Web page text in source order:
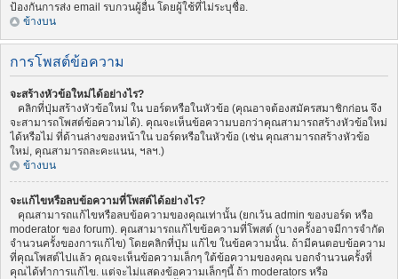
ป้องกันการส่ง email รบกวนผู้อื่น โดยผู้ใช้ที่ไม่ระบุชื่อ.
ข้างบน
การโพสต์ข้อความ
จะสร้างหัวข้อใหม่ได้อย่างไร?
คลิกที่ปุ่มสร้างหัวข้อใหม่ ใน บอร์ดหรือในหัวข้อ (คุณอาจต้องสมัครสมาชิกก่อน จึง
จะสามารถโพสต์ข้อความได้). คุณจะเห็นข้อความบอกว่าคุณสามารถสร้างหัวข้อใหม่
ได้หรือไม่ ที่ด้านล่างของหน้าใน บอร์ดหรือในหัวข้อ (เช่น คุณสามารถสร้างหัวข้อ
ใหม่, คุณสามารถละคะแนน, ฯลฯ.)
ข้างบน
จะแก้ไขหรือลบข้อความที่โพสต์ได้อย่างไร?
คุณสามารถแก้ไขหรือลบข้อความของคุณเท่านั้น (ยกเว้น admin ของบอร์ด หรือ
moderator ของ forum). คุณสามารถแก้ไขข้อความที่โพสต์ (บางครั้งอาจมีการจำกัด
จำนวนครั้งของการแก้ไข) โดยคลิกที่ปุ่ม แก้ไข ในข้อความนั้น. ถ้ามีคนตอบข้อความ
ที่คุณโพสต์ไปแล้ว คุณจะเห็นข้อความเล็กๆ ใต้ข้อความของคุณ บอกจำนวนครั้งที่
คุณได้ทำการแก้ไข. แต่จะไม่แสดงข้อความเล็กๆนี้ ถ้า moderators หรือ